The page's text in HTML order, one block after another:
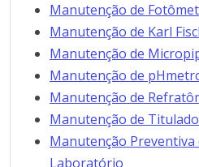
Manutenção de
Manutenção de Karl
Manutenção de
Manutenção de
Manutenção de
Manutenção de
Manutenção
Laboratório